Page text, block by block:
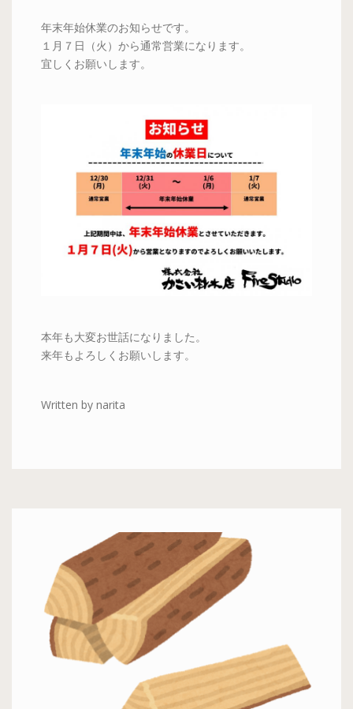
年末年始休業のお知らせです。
１月７日（火）から通常営業になります。
宜しくお願いします。
本年も大変お世話になりました。
来年もよろしくお願いします。
Written by narita